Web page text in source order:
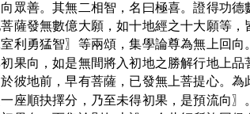
眾善。其無二相智，名曰極喜。證得功
薩發無數億大願，如十地經之十大願等
利勇猛智〗 等兩頌，集學論尊為無上回向。
果向，如是無間將入初地之勝解行地上品
彼地前，早有菩薩，已發無上菩提心。為
座順抉擇分，乃至未得初果，是預流向〗